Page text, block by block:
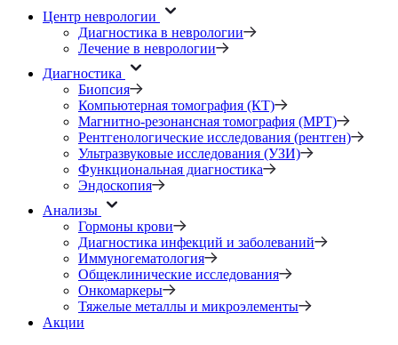
Центр неврологии
Диагностика в неврологии
Лечение в неврологии
Диагностика
Биопсия
Компьютерная томография (КТ)
Магнитно-резонансная томография (МРТ)
Рентгенологические исследования (рентген)
Ультразвуковые исследования (УЗИ)
Функциональная диагностика
Эндоскопия
Анализы
Гормоны крови
Диагностика инфекций и заболеваний
Иммуногематология
Общеклинические исследования
Онкомаркеры
Тяжелые металлы и микроэлементы
Акции